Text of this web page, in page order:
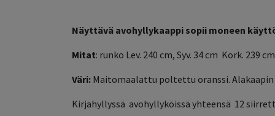
Näyttävä avohyllykaappi sopii moneen
Mitat: runko Lev. 240 cm, Syv. 34 cm Kork. 239
Väri: Maitomaalattu poltettu oranssi.
Kirjahyllyssä avohyllyköissä yhteensä 12